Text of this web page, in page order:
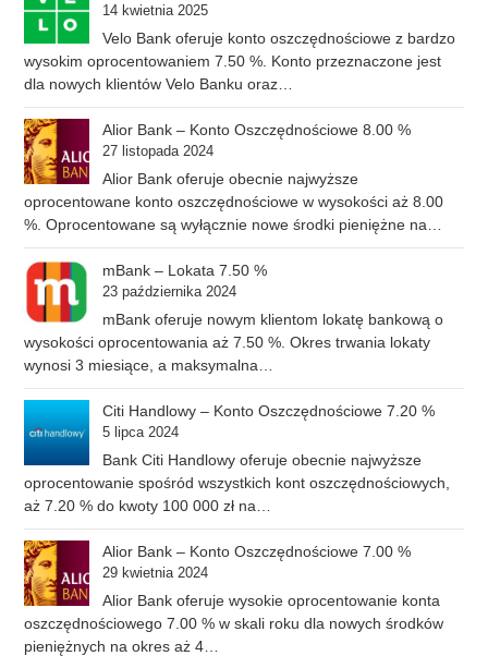
14 kwietnia 2025
Velo Bank oferuje konto oszczędnościowe z bardzo
wysokim oprocentowaniem 7.50 %. Konto przeznaczone jest
dla nowych klientów Velo Banku oraz…
Alior Bank – Konto Oszczędnościowe 8.00 %
27 listopada 2024
Alior Bank oferuje obecnie najwyższe
oprocentowane konto oszczędnościowe w wysokości aż 8.00
%. Oprocentowane są wyłącznie nowe środki pieniężne na…
mBank – Lokata 7.50 %
23 października 2024
mBank oferuje nowym klientom lokatę bankową o
wysokości oprocentowania aż 7.50 %. Okres trwania lokaty
wynosi 3 miesiące, a maksymalna…
Citi Handlowy – Konto Oszczędnościowe 7.20 %
5 lipca 2024
Bank Citi Handlowy oferuje obecnie najwyższe
oprocentowanie spośród wszystkich kont oszczędnościowych,
aż 7.20 % do kwoty 100 000 zł na…
Alior Bank – Konto Oszczędnościowe 7.00 %
29 kwietnia 2024
Alior Bank oferuje wysokie oprocentowanie konta
oszczędnościowego 7.00 % w skali roku dla nowych środków
pieniężnych na okres aż 4…